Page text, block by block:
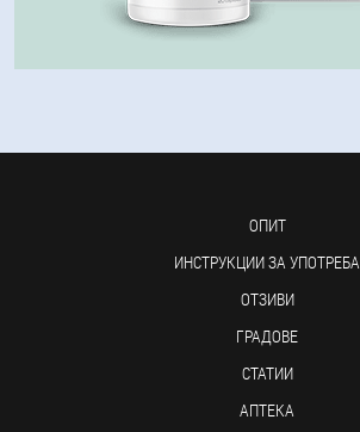
ОПИТ
ИНСТРУКЦИИ ЗА УПОТРЕБА
ОТЗИВИ
ГРАДОВЕ
СТАТИИ
АПТЕКА